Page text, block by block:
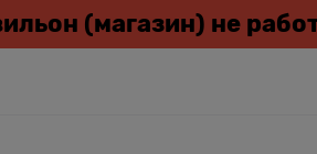
(магазин) не